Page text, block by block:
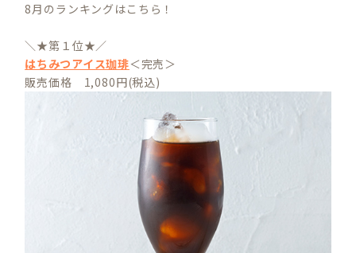
8月のランキングはこちら！
＼★第１位★／
はちみつアイス珈琲＜完売＞
販売価格 1,080円(税込)